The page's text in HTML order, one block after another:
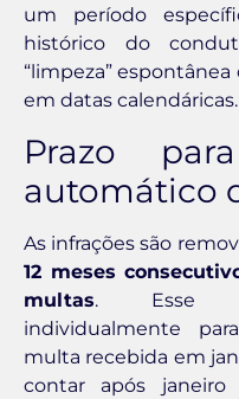
um período
histórico do
“limpeza”
em datas calendáricas.
Prazo
automático
As infrações são
12 meses
multas. Esse
individualmente
multa recebida em
contar após